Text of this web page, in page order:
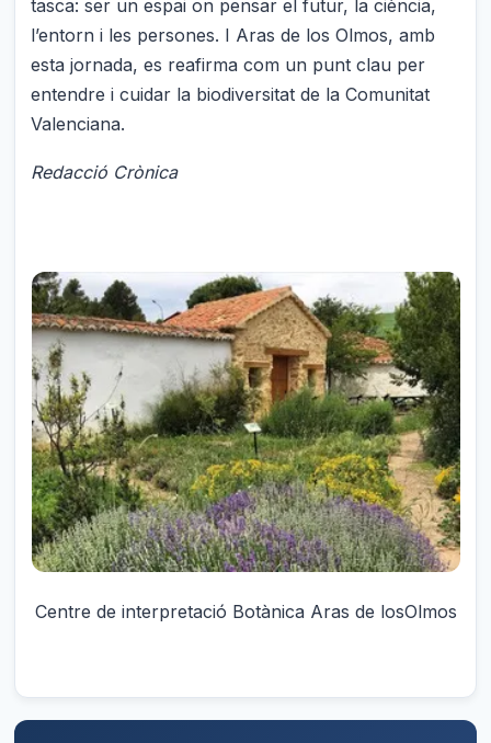
tasca: ser un espai on pensar el futur, la ciència,
l’entorn i les persones. I Aras de los Olmos, amb
esta jornada, es reafirma com un punt clau per
entendre i cuidar la biodiversitat de la Comunitat
Valenciana.
Redacció Crònica
Centre de interpretació Botànica Aras de losOlmos